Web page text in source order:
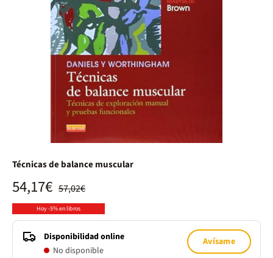
Técnicas de balance muscular
57,02€
54,17€
Hoy -5% en libros
Disponibilidad online
No disponible
Avísame